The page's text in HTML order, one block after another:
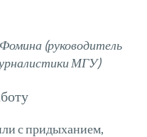
(руководитель
МГУ)
с придыханием,